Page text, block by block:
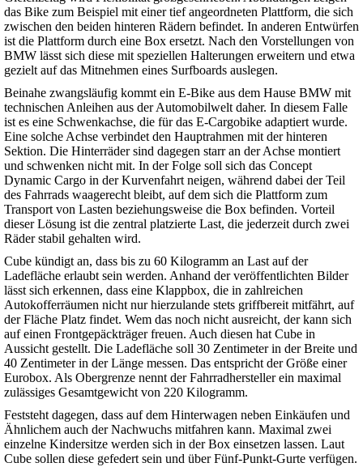
das Bike zum Beispiel mit einer tief angeordneten Plattform, die sich
zwischen den beiden hinteren Rädern befindet. In anderen Entwürfen
ist die Plattform durch eine Box ersetzt. Nach den Vorstellungen von
BMW lässt sich diese mit speziellen Halterungen erweitern und etwa
gezielt auf das Mitnehmen eines Surfboards auslegen.
Beinahe zwangsläufig kommt ein E-Bike aus dem Hause BMW mit
technischen Anleihen aus der Automobilwelt daher. In diesem Falle
ist es eine Schwenkachse, die für das E-Cargobike adaptiert wurde.
Eine solche Achse verbindet den Hauptrahmen mit der hinteren
Sektion. Die Hinterräder sind dagegen starr an der Achse montiert
und schwenken nicht mit. In der Folge soll sich das Concept
Dynamic Cargo in der Kurvenfahrt neigen, während dabei der Teil
des Fahrrads waagerecht bleibt, auf dem sich die Plattform zum
Transport von Lasten beziehungsweise die Box befinden. Vorteil
dieser Lösung ist die zentral platzierte Last, die jederzeit durch zwei
Räder stabil gehalten wird.
Cube kündigt an, dass bis zu 60 Kilogramm an Last auf der
Ladefläche erlaubt sein werden. Anhand der veröffentlichten Bilder
lässt sich erkennen, dass eine Klappbox, die in zahlreichen
Autokofferräumen nicht nur hierzulande stets griffbereit mitfährt, auf
der Fläche Platz findet. Wem das noch nicht ausreicht, der kann sich
auf einen Frontgepäckträger freuen. Auch diesen hat Cube in
Aussicht gestellt. Die Ladefläche soll 30 Zentimeter in der Breite und
40 Zentimeter in der Länge messen. Das entspricht der Größe einer
Eurobox. Als Obergrenze nennt der Fahrradhersteller ein maximal
zulässiges Gesamtgewicht von 220 Kilogramm.
Feststeht dagegen, dass auf dem Hinterwagen neben Einkäufen und
Ähnlichem auch der Nachwuchs mitfahren kann. Maximal zwei
einzelne Kindersitze werden sich in der Box einsetzen lassen. Laut
Cube sollen diese gefedert sein und über Fünf-Punkt-Gurte verfügen.